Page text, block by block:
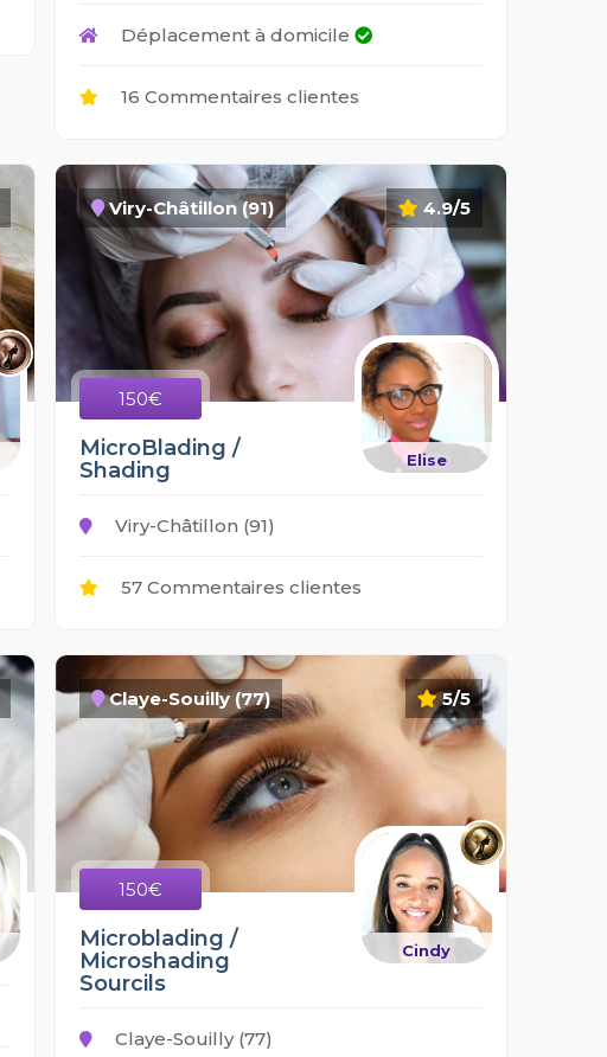
Déplacement à domicile
16 Commentaires clientes
4.9/5
Viry-Châtillon (91)
150€
Elise
MicroBlading /
Shading
Viry-Châtillon (91)
57 Commentaires clientes
5/5
Claye-Souilly (77)
150€
Cindy
Microblading /
Microshading
Sourcils
Claye-Souilly (77)